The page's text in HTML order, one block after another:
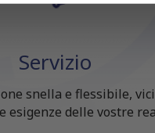
Servizio
snella e flessibile,
esigenze delle vostre